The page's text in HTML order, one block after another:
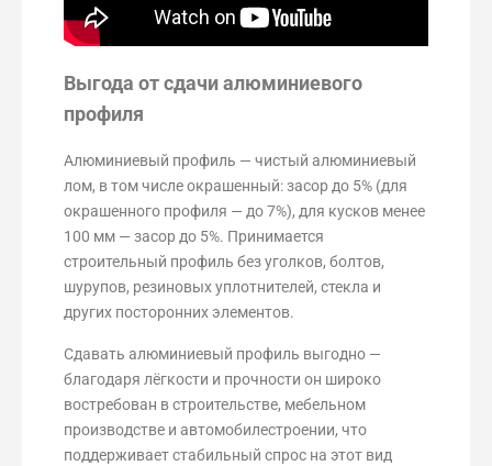
Выгода от сдачи алюминиевого
профиля
Алюминиевый профиль — чистый алюминиевый
лом, в том числе окрашенный: засор до 5% (для
окрашенного профиля — до 7%), для кусков менее
100 мм — засор до 5%. Принимается
строительный профиль без уголков, болтов,
шурупов, резиновых уплотнителей, стекла и
других посторонних элементов.
Сдавать алюминиевый профиль выгодно —
благодаря лёгкости и прочности он широко
востребован в строительстве, мебельном
производстве и автомобилестроении, что
поддерживает стабильный спрос на этот вид